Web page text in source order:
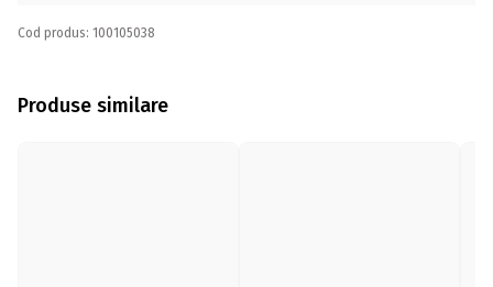
Cod produs: 100105038
Produse similare